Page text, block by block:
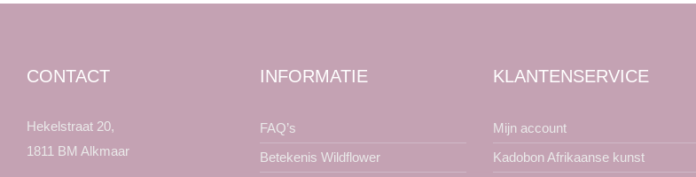
CONTACT
Hekelstraat 20,
1811 BM Alkmaar
INFORMATIE
FAQ’s
Betekenis Wildflower
KLANTENSERVICE
Mijn account
Kadobon Afrikaanse kunst